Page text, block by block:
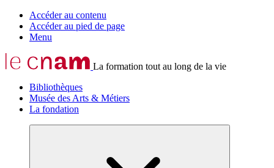
Accéder au contenu
Accéder au pied de page
Menu
La formation tout au long de la vie
Bibliothèques
Musée des Arts & Métiers
La fondation